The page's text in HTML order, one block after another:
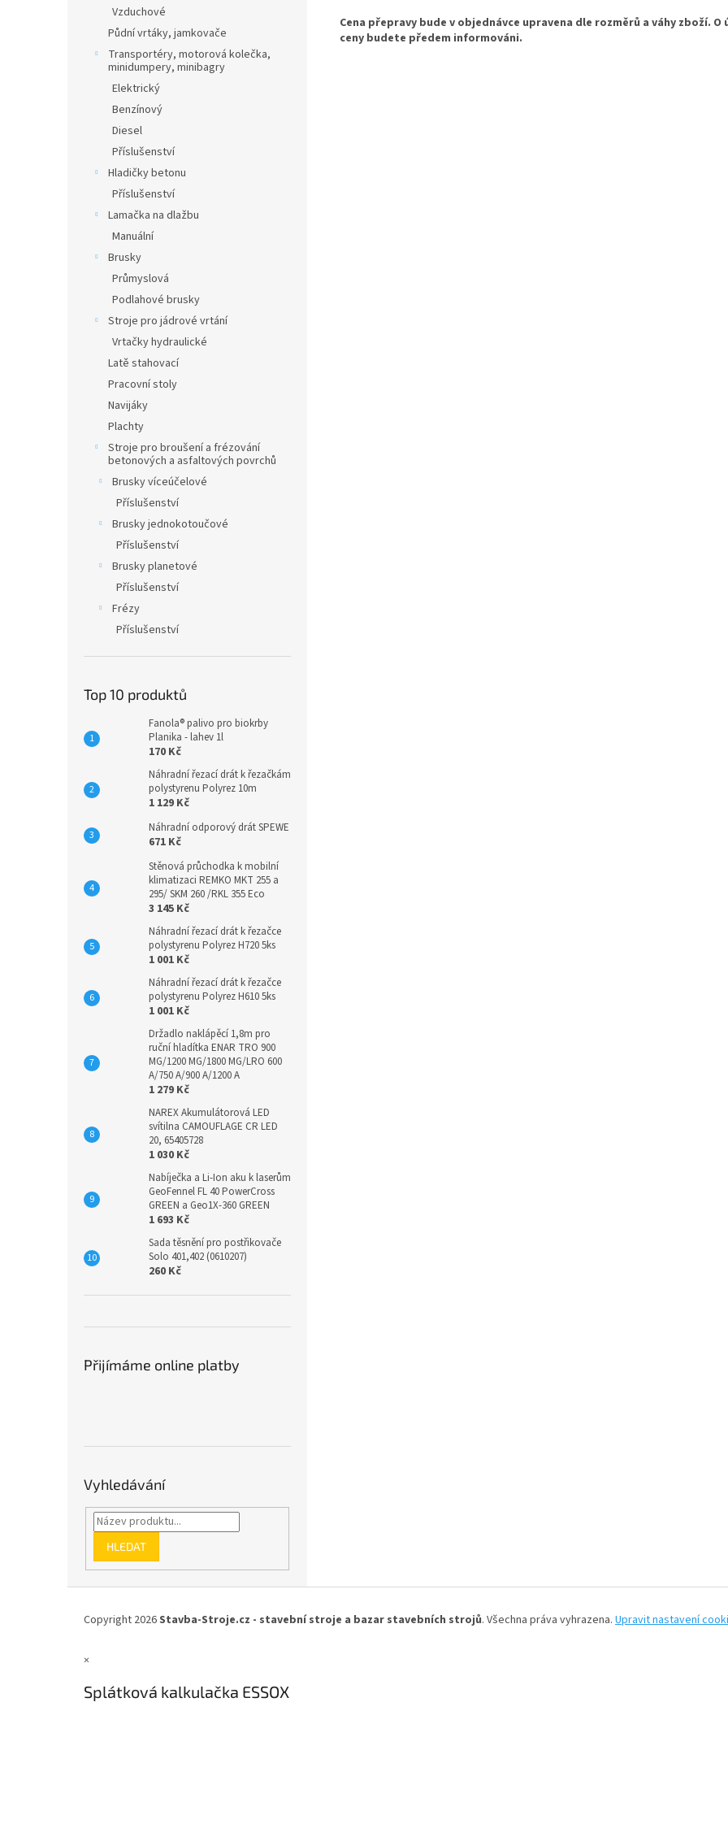
Vzduchové
Půdní vrtáky, jamkovače
Transportéry, motorová kolečka,
minidumpery, minibagry
Elektrický
Benzínový
Diesel
Příslušenství
Hladičky betonu
Příslušenství
Lamačka na dlažbu
Manuální
Brusky
Průmyslová
Podlahové brusky
Stroje pro jádrové vrtání
Vrtačky hydraulické
Latě stahovací
Pracovní stoly
Navijáky
Plachty
Stroje pro broušení a frézování
betonových a asfaltových povrchů
Brusky víceúčelové
Příslušenství
Brusky jednokotoučové
Příslušenství
Brusky planetové
Příslušenství
Frézy
Příslušenství
Top 10 produktů
Fanola® palivo pro biokrby
Planika - lahev 1l
170 Kč
Náhradní řezací drát k řezačkám
polystyrenu Polyrez 10m
1 129 Kč
Náhradní odporový drát SPEWE
671 Kč
Stěnová průchodka k mobilní
klimatizaci REMKO MKT 255 a
295/ SKM 260 /RKL 355 Eco
3 145 Kč
Náhradní řezací drát k řezačce
polystyrenu Polyrez H720 5ks
1 001 Kč
Náhradní řezací drát k řezačce
polystyrenu Polyrez H610 5ks
1 001 Kč
Držadlo naklápěcí 1,8m pro
ruční hladítka ENAR TRO 900
MG/1200 MG/1800 MG/LRO 600
A/750 A/900 A/1200 A
1 279 Kč
NAREX Akumulátorová LED
svítilna CAMOUFLAGE CR LED
20, 65405728
1 030 Kč
Nabíječka a Li-Ion aku k laserům
GeoFennel FL 40 PowerCross
GREEN a Geo1X-360 GREEN
1 693 Kč
Sada těsnění pro postřikovače
Solo 401,402 (0610207)
260 Kč
Přijímáme online platby
Vyhledávání
HLEDAT
Cena přepravy bude v objednávce upravena dle rozměrů a váhy zboží. O
ceny budete předem informováni.
Copyright 2026Stavba-Stroje.cz - stavební stroje a bazar stavebních strojů. Všechna práva vyhrazena. Upravit nastavení
×
Splátková kalkulačka ESSOX